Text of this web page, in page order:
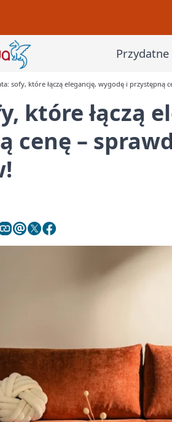
Przydatne
sofy, które łączą elegancję, wygodę i przystępną
które łączą
cenę –